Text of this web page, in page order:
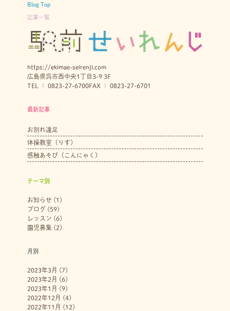
Blog Top
記事一覧
https://ekimae-seirenji.com
広島県呉市西中央1丁目3-9 3F
TEL ： 0823-27-6700FAX ： 0823-27-6701
最新記事
お別れ遠足
体操教室（りす）
感触あそび（こんにゃく）
テーマ別
お知らせ(1)
ブログ (59)
レッスン (6)
園児募集 (2)
月別
2023年3月 (7)
2023年2月 (6)
2023年1月 (9)
2022年12月 (4)
2022年11月 (12)